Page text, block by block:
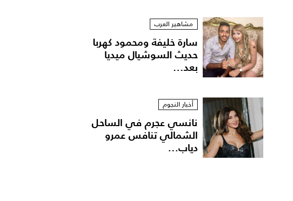
ملك أحمد زاهر
مشاهير العرب
سارة خليفة ومحمود كهربا
حديث السوشيال ميديا
بعد...
أخبار النجوم
نانسي عجرم في الساحل
الشمالي تنافس عمرو
دياب...